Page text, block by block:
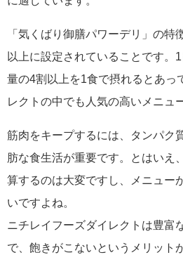
「気くばり御膳パワーデリ」の特
以上に設定されていることです。
量の4割以上を1食で摂れるとあっ
レクトの中でも人気の高いメニュ
筋肉をキープするには、タンパク
肪な食生活が重要です。とはいえ
算するのは大変ですし、メニュー
いですよね。
ニチレイフーズダイレクトは豊富
で、飽きがこないというメリット